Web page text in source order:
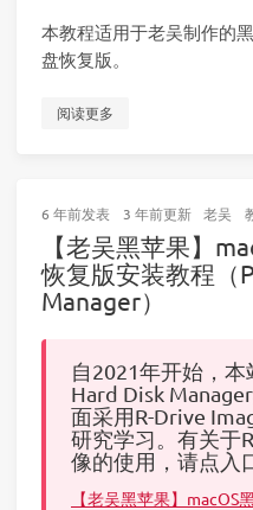
本教程适用于老吴制作的
盘恢复版。
阅读更多
6 年前发表 3 年前更新 老吴
【老吴黑苹果】
恢复版安装教程（
Manager）
自2021年开始，
Hard Disk
面采用R-Drive
研究学习。有关于
像的使用，请点入
【老吴黑苹果】